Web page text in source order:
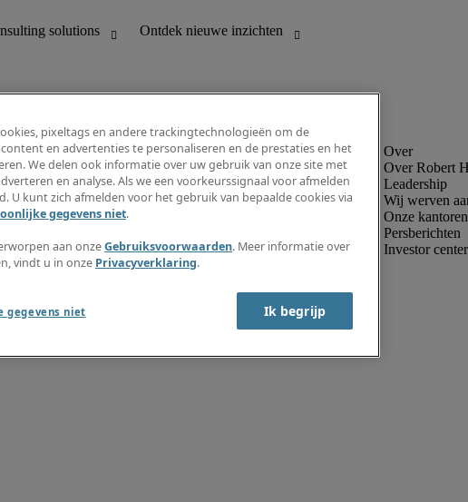
Ontdek nieuwe inzichten
Jobomschrijvingen
Salarisgids
Timesheets
Maak een jobalert aan
Informatiecentrum
Over Robert
Leadership
Wij werven
Onze kantoren
Persberichten
Investor center
pixeltags en andere trackingtechnologieën om de
en advertenties te personaliseren en de prestaties en het
We delen ook informatie over uw gebruik van onze site met
en analyse. Als we een voorkeurssignaal voor afmelden
U kunt zich afmelden voor het gebruik van bepaalde cookies via
gegevens niet.
aan onzeGebruiksvoorwaarden. Meer informatie over
vindt u in onze Privacyverklaring.
gegevens niet Ik begrijp